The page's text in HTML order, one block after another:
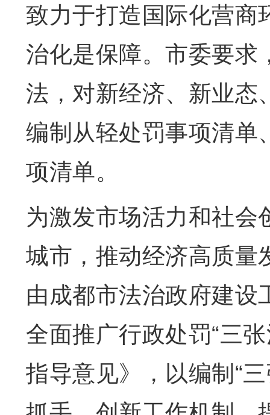
致力于打造国际化营商
治化是保障。市委要求
法，对新经济、新业态
编制从轻处罚事项清单
项清单。
为激发市场活力和社会
城市，推动经济高质量
由成都市法治政府建设
全面推广行政处罚“三
指导意见》，以编制“